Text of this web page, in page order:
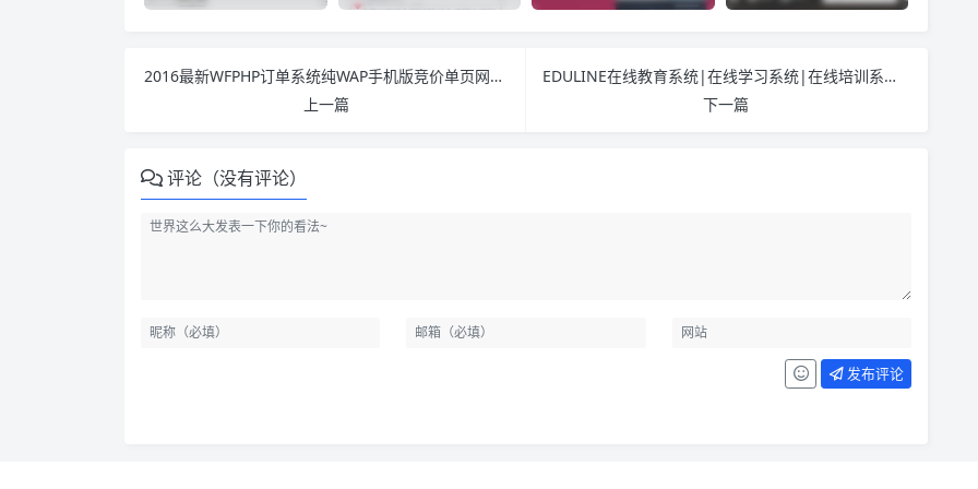
2016最新WFPHP订单系统纯WAP手机版竞价单页网站源码
上一篇
EDULINE在线教育系统|在线学习系统|在线培训系统|在线网校系统
下一篇
评论（没有评论）
发布评论